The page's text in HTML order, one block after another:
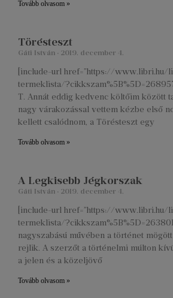
Tovább olvasom »
Törésteszt
Gáti István 2019. december 4.
[include-url href=”https://www.libri.hu/
termeklista/
T. Annát eddig kedvenc költőim között
nagy várakozással vettem kézbe első
kellett csalódnom, a Törésteszt egy
Tovább olvasom »
A Legkisebb Jégkorszak
Gáti István 2019. december 4.
[include-url href=”https://www.libri.hu/
termeklista/
nagyszabású művében a történet
rejlik. A szerzőt a történelmi múlton
a jelen és a közeljövő
Tovább olvasom »